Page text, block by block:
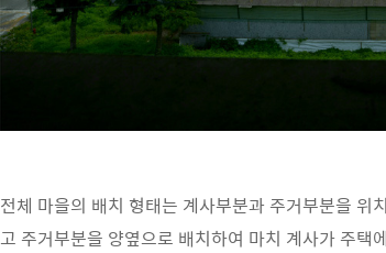
전체 마을의 배치 형태는 계사부분과 주거부분을
고 주거부분을 양옆으로 배치하여 마치 계사가 주택